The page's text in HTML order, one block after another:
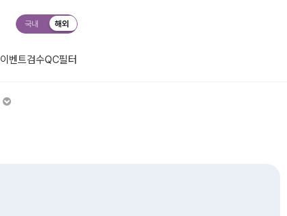
국내 해외
이벤트검수QC필터